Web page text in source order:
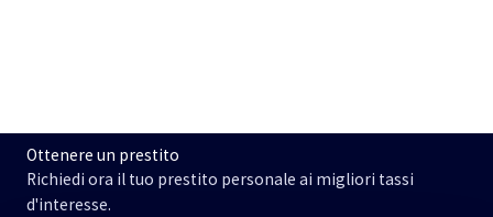
:Ottenere un prestito
Richiedi ora il tuo prestito personale ai migliori tassi
d'interesse.